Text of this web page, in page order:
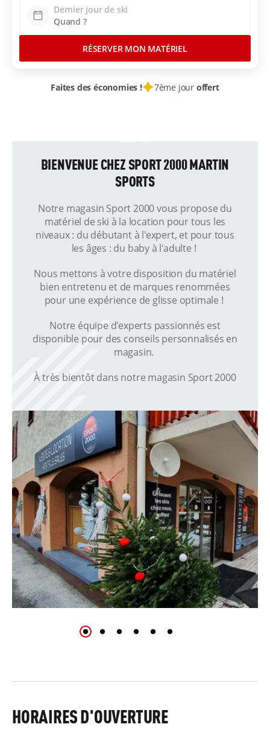
Dernier jour de ski
RÉSERVER MON MATÉRIEL
Faites des économies ! 7ème jour offert
BIENVENUE CHEZ SPORT 2000 MARTIN
SPORTS
Notre magasin Sport 2000 vous propose du
matériel de ski à la location pour tous les
niveaux : du débutant à l'expert, et pour tous
les âges : du baby à l'adulte !
Nous mettons à votre disposition du matériel
bien entretenu et de marques renommées
pour une expérience de glisse optimale !
Notre équipe d'experts passionnés est
disponible pour des conseils personnalisés en
magasin.
À très bientôt dans notre magasin Sport 2000
HORAIRES D'OUVERTURE